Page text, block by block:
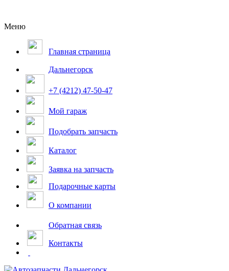
Меню
Главная страница
Дальнегорск
+7 (4212) 47-50-47
Мой гараж
Подобрать запчасть
Каталог
Заявка на запчасть
Подарочные карты
О компании
Обратная связь
Контакты